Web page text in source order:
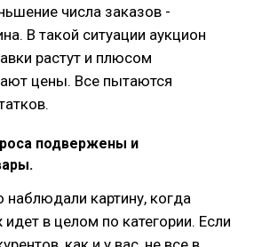
числа заказов -
В такой ситуации аукцион
растут и плюсом
цены. Все пытаются
подвержены и
картину, когда
в целом по категории. Если